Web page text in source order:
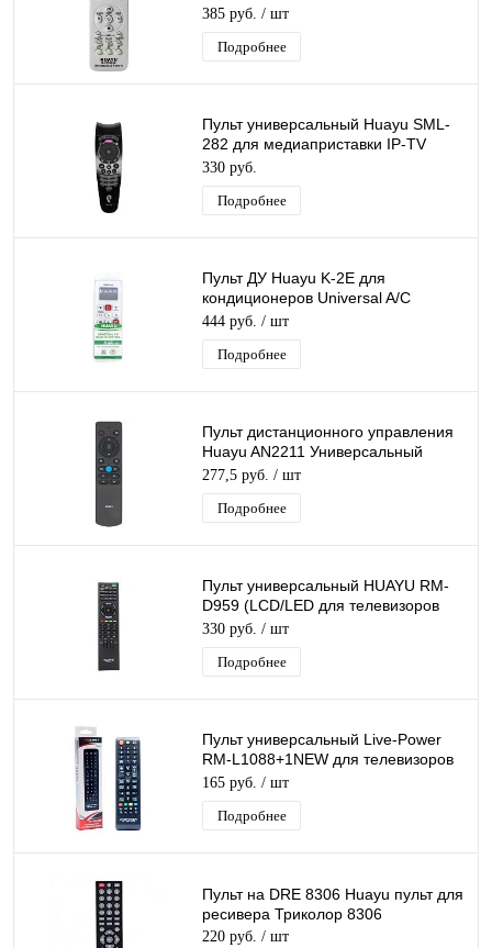
для кондиционеров.управляет 2-мя
кондиц.
385 руб. / шт
Подробнее
Пульт универсальный Huayu SML-
282 для медиаприставки IP-TV
Ростелеком
330 руб.
Подробнее
Пульт ДУ Huayu K-2E для
кондиционеров Universal A/C
Remote 5000 в 1
444 руб. / шт
Подробнее
Пульт дистанционного управления
Huayu AN2211 Универсальный
пульт для телевизора Триколор
277,5 руб. / шт
Подробнее
Пульт универсальный HUAYU RM-
D959 (LCD/LED для телевизоров
Sony)
330 руб. / шт
Подробнее
Пульт универсальный Live-Power
RM-L1088+1NEW для телевизоров
Samsung
165 руб. / шт
Подробнее
Пульт на DRE 8306 Huayu пульт для
ресивера Триколор 8306
220 руб. / шт